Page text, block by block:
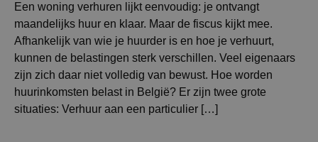
Een woning verhuren lijkt eenvoudig: je ontvangt
maandelijks huur en klaar. Maar de fiscus kijkt mee.
Afhankelijk van wie je huurder is en hoe je verhuurt,
kunnen de belastingen sterk verschillen. Veel eigenaars
zijn zich daar niet volledig van bewust. Hoe worden
huurinkomsten belast in België? Er zijn twee grote
situaties: Verhuur aan een particulier […]